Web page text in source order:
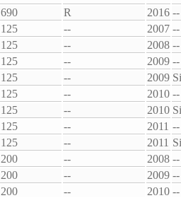
690 R 2016 --
125 -- 2007 --
125 -- 2008 --
125 -- 2009 --
125 -- 2009
125 -- 2010 --
125 -- 2010
125 -- 2011 --
125 -- 2011
200 -- 2008 --
200 -- 2009 --
200 -- 2010 --